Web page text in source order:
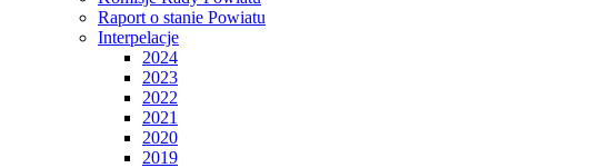
Raport o stanie Powiatu
Interpelacje
2024
2023
2022
2021
2020
2019